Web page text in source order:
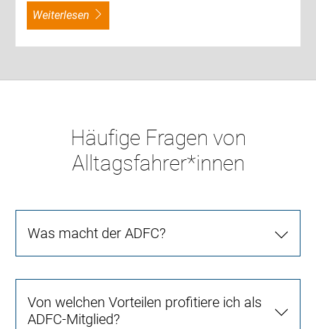
weiterlesen
Häufige Fragen von
Alltagsfahrer*innen
Was macht der ADFC?
Von welchen Vorteilen profitiere ich als
ADFC-Mitglied?